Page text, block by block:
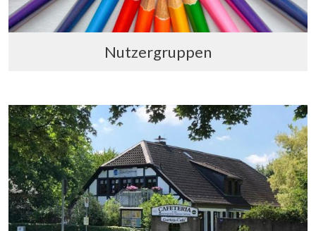
Nutzergruppen